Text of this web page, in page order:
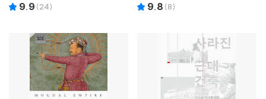
9.9 (24) 9.8 (8)